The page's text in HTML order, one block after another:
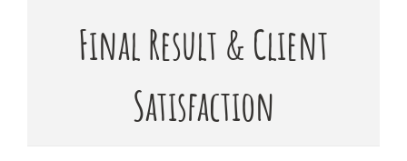
Final Result & Client
Satisfaction